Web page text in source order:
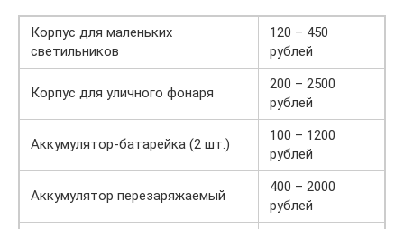
Корпус для маленьких
светильников
120 – 450
рублей
Корпус для уличного фонаря
200 – 2500
рублей
Аккумулятор-батарейка (2 шт.)
100 – 1200
рублей
Аккумулятор перезаряжаемый
400 – 2000
рублей